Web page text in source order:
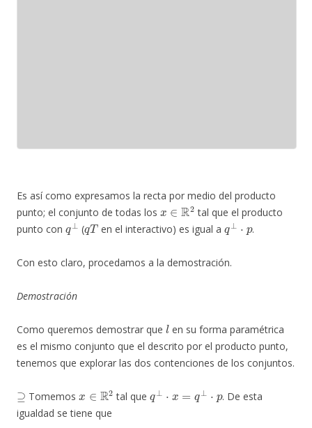
Es así como expresamos la recta por medio del producto
punto; el conjunto de todas los
x ∈R2
tal que el producto
punto con
q⊥
(
qT
en el interactivo) es igual a
q⊥⋅p
.
Con esto claro, procedamos a la demostración.
Demostración
Como queremos demostrar que
l
en su forma paramétrica
es el mismo conjunto que el descrito por el producto punto,
tenemos que explorar las dos contenciones de los conjuntos.
Tomemos
R2
tal que
⊥ ⋅
. De esta
igualdad se tiene que